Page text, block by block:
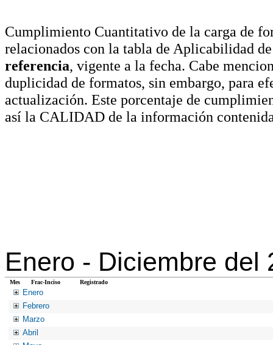
Cumplimiento Cuantitativo de la carga de
relacionados con la tabla de Aplicabilidad
referencia, vigente a la fecha. Cabe
duplicidad de formatos, sin embargo, para
actualización. Este porcentaje de
así la CALIDAD de la información
Enero - Diciembre del
Mes Frac-Inciso Registrado
Enero
Febrero
Marzo
Abril